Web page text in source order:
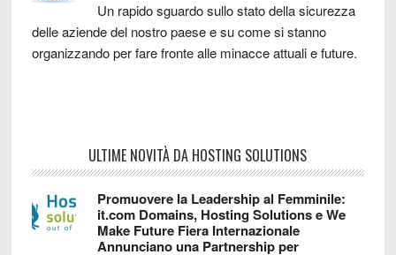
Un rapido sguardo sullo stato della sicurezza
delle aziende del nostro paese e su come si stanno
organizzando per fare fronte alle minacce attuali e future.
ULTIME NOVITÀ DA HOSTING SOLUTIONS
Promuovere la Leadership al Femminile:
it.com Domains, Hosting Solutions e We
Make Future Fiera Internazionale
Annunciano una Partnership per